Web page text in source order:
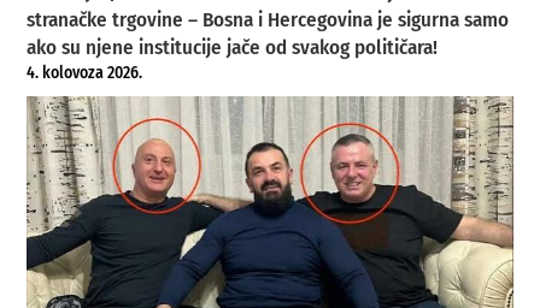
stranačke trgovine – Bosna i Hercegovina je sigurna samo
ako su njene institucije jače od svakog političara!
4. kolovoza 2026.